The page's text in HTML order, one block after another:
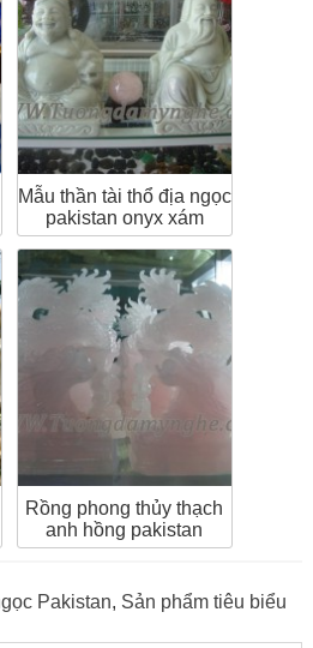
Mẫu thần tài thổ địa ngọc
pakistan onyx xám
Rồng phong thủy thạch
anh hồng pakistan
Pakistan, Sản phẩm tiêu biểu